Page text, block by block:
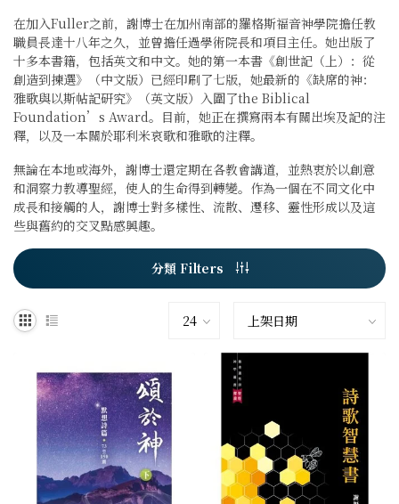
在加入Fuller之前，謝博士在加州南部的羅格斯福音神學院擔任教
職員長達十八年之久，並曾擔任過學術院長和項目主任。她出版了
十多本書籍，包括英文和中文。她的第一本書《創世記（上）：從
創造到揀選》（中文版）已經印刷了七版，她最新的《缺席的神：
雅歌與以斯帖記研究》（英文版）入圍了the Biblical
Foundation’s Award。目前，她正在撰寫兩本有關出埃及記的注
釋，以及一本關於耶利米哀歌和雅歌的注釋。
無論在本地或海外，謝博士還定期在各教會講道，並熱衷於以創意
和洞察力教導聖經，使人的生命得到轉變。作為一個在不同文化中
成長和接觸的人，謝博士對多樣性、流散、遷移、靈性形成以及這
些與舊約的交叉點感興趣。
分類 Filters